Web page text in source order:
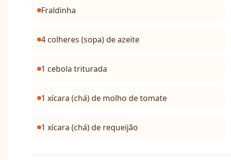
Fraldinha
4 colheres (sopa) de azeite
1 cebola triturada
1 xícara (chá) de molho de tomate
1 xícara (chá) de requeijão